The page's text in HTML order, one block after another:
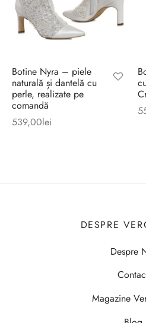
Botine Nyra – piele
naturală și dantelă cu
perle, realizate pe
comandă
539,00lei
DESPRE
Despre
Magazine